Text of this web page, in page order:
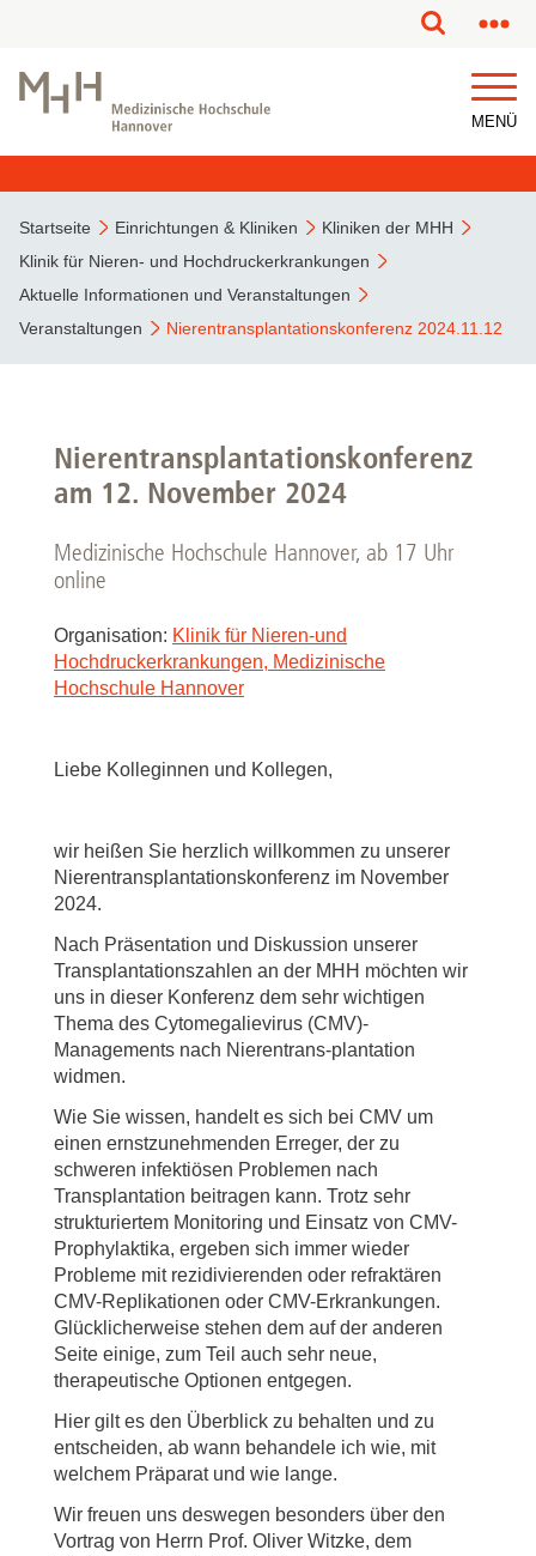
MENÜ
Startseite Einrichtungen & Kliniken
Kliniken der MHH
Klinik für Nieren- und Hochdruckerkrankungen
Aktuelle Informationen und Veranstaltungen
Veranstaltungen
Nierentransplantationskonferenz 2024.11.12
Nierentransplantationskonferenz
am 12. November 2024
Medizinische Hochschule Hannover, ab 17 Uhr
online
Organisation: Klinik für Nieren-und
Hochdruckerkrankungen, Medizinische
Hochschule Hannover
Liebe Kolleginnen und Kollegen,
wir heißen Sie herzlich willkommen zu unserer
Nierentransplantationskonferenz im November
2024.
Nach Präsentation und Diskussion unserer
Transplantationszahlen an der MHH möchten wir
uns in dieser Konferenz dem sehr wichtigen
Thema des Cytomegalievirus (CMV)-
Managements nach Nierentrans-plantation
widmen.
Wie Sie wissen, handelt es sich bei CMV um
einen ernstzunehmenden Erreger, der zu
schweren infektiösen Problemen nach
Transplantation beitragen kann. Trotz sehr
strukturiertem Monitoring und Einsatz von CMV-
Prophylaktika, ergeben sich immer wieder
Probleme mit rezidivierenden oder refraktären
CMV-Replikationen oder CMV-Erkrankungen.
Glücklicherweise stehen dem auf der anderen
Seite einige, zum Teil auch sehr neue,
therapeutische Optionen entgegen.
Hier gilt es den Überblick zu behalten und zu
entscheiden, ab wann behandele ich wie, mit
welchem Präparat und wie lange.
Wir freuen uns deswegen besonders über den
Vortrag von Herrn Prof. Oliver Witzke, dem